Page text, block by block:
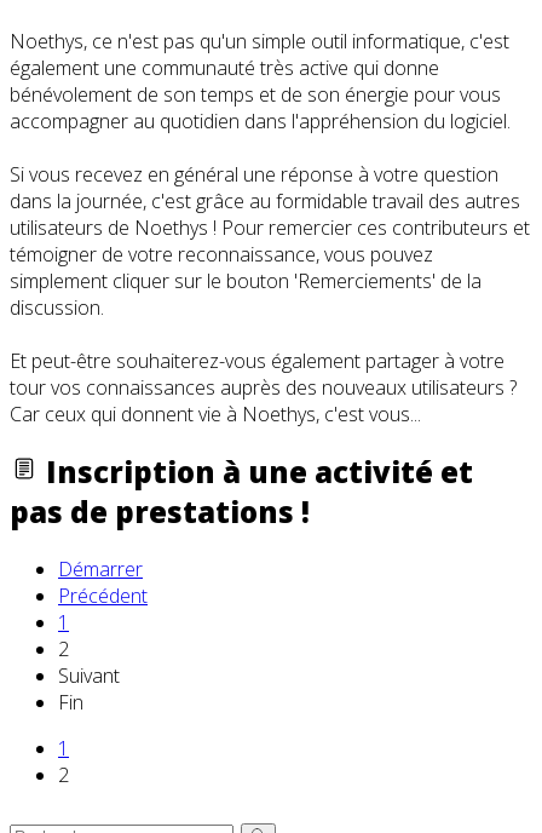
Noethys, ce n'est pas qu'un simple outil informatique, c'est
également une communauté très active qui donne
bénévolement de son temps et de son énergie pour vous
accompagner au quotidien dans l'appréhension du logiciel.
Si vous recevez en général une réponse à votre question
dans la journée, c'est grâce au formidable travail des autres
utilisateurs de Noethys ! Pour remercier ces contributeurs et
témoigner de votre reconnaissance, vous pouvez
simplement cliquer sur le bouton 'Remerciements' de la
discussion.
Et peut-être souhaiterez-vous également partager à votre
tour vos connaissances auprès des nouveaux utilisateurs ?
Car ceux qui donnent vie à Noethys, c'est vous...
Inscription à une activité et
pas de prestations !
Démarrer
Précédent
1
2
Suivant
Fin
1
2